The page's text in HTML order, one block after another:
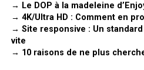
→ Le DOP à la madeleine
→ 4K/Ultra HD : Comment en
→ Site responsive : Un
vite
→ 10 raisons de ne plus